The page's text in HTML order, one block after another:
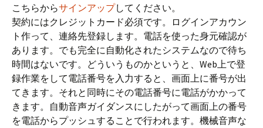
こちらからサインアップしてください。
契約にはクレジットカード必須です。ログインアカウン
ト作って、連絡先登録します。電話を使った身元確認が
あります。でも完全に自動化されたシステムなので待ち
時間はないです。どういうものかというと、Web上で登
録作業をして電話番号を入力すると、画面上に番号が出
てきます。それと同時にその電話番号に電話がかかって
きます。自動音声ガイダンスにしたがって画面上の番号
を電話からプッシュすることで行われます。機械音声な